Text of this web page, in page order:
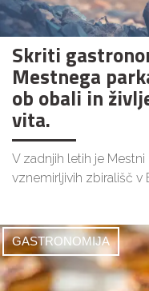
Skriti
Mestnega
ob obali in
vita.
V zadnjih letih je
vznemirljivih zbirališč v
GASTRONOMIJA